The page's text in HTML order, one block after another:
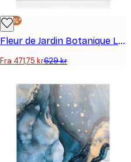
-25%*
Fleur de Jardin Botanique Lerretsbilde
Fra 471,75 kr629 kr